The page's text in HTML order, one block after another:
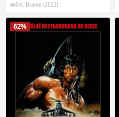
Akční, Drama (2023)
62%